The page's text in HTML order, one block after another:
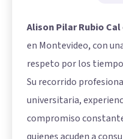
Alison Pilar Rubio Cal
en Montevideo, con
respeto por los
Su recorrido
universitaria,
compromiso